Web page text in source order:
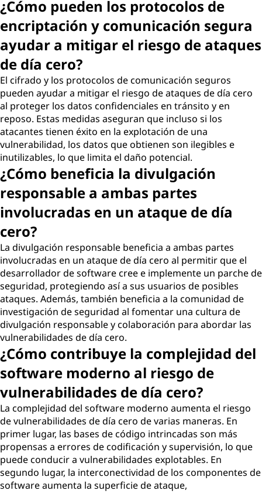
¿Cómo pueden los protocolos de
encriptación y comunicación segura
ayudar a mitigar el riesgo de ataques
de día cero?
El cifrado y los protocolos de comunicación seguros
pueden ayudar a mitigar el riesgo de ataques de día cero
al proteger los datos confidenciales en tránsito y en
reposo. Estas medidas aseguran que incluso si los
atacantes tienen éxito en la explotación de una
vulnerabilidad, los datos que obtienen son ilegibles e
inutilizables, lo que limita el daño potencial.
¿Cómo beneficia la divulgación
responsable a ambas partes
involucradas en un ataque de día
cero?
La divulgación responsable beneficia a ambas partes
involucradas en un ataque de día cero al permitir que el
desarrollador de software cree e implemente un parche de
seguridad, protegiendo así a sus usuarios de posibles
ataques. Además, también beneficia a la comunidad de
investigación de seguridad al fomentar una cultura de
divulgación responsable y colaboración para abordar las
vulnerabilidades de día cero.
¿Cómo contribuye la complejidad del
software moderno al riesgo de
vulnerabilidades de día cero?
La complejidad del software moderno aumenta el riesgo
de vulnerabilidades de día cero de varias maneras. En
primer lugar, las bases de código intrincadas son más
propensas a errores de codificación y supervisión, lo que
puede conducir a vulnerabilidades explotables. En
segundo lugar, la interconectividad de los componentes de
software aumenta la superficie de ataque,